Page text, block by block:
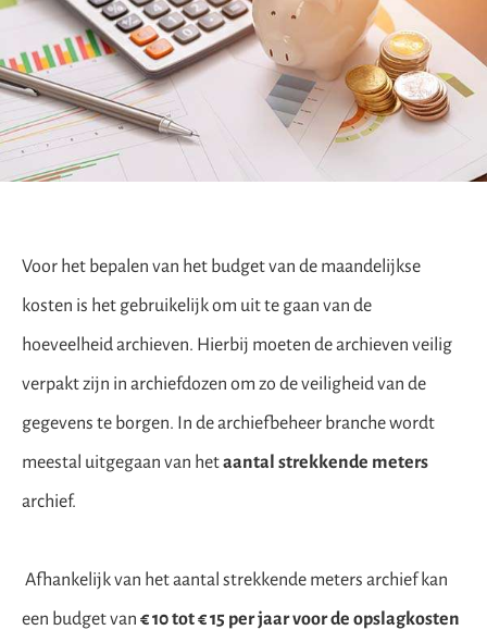
Voor het bepalen van het budget van de maandelijkse
kosten is het gebruikelijk om uit te gaan van de
hoeveelheid archieven. Hierbij moeten de archieven veilig
verpakt zijn in archiefdozen om zo de veiligheid van de
gegevens te borgen. In de archiefbeheer branche wordt
meestal uitgegaan van hetaantal strekkende meters
archief.
Afhankelijk van het aantal strekkende meters archief kan
een budget van € 10 tot € 15 per jaar voor de opslagkosten